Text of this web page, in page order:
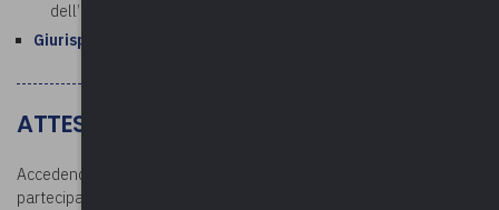
dell’illecito; computo del periodo triennale di raffreddamento
Giurisprudenza
ATTESTATO E DOCUMENTAZIONE
Accedendo all’area riservata dopo la conclusione del corso, i
partecipanti potranno scaricare l’attestato di partecipazione e la